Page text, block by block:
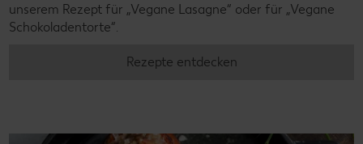
unserem Rezept für „Vegane Lasagne“ oder für „Vegane
Schokoladentorte“.
Rezepte entdecken